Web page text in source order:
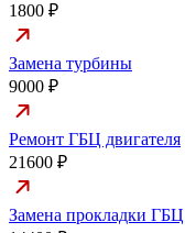
1800 ₽
Замена турбины
9000 ₽
Ремонт ГБЦ двигателя
21600 ₽
Замена прокладки ГБЦ